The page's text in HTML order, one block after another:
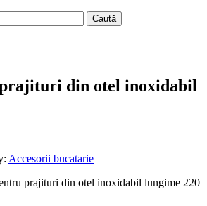
din otel inoxidabil
Accesorii bucatarie
prajituri din otel inoxidabil lungime 220